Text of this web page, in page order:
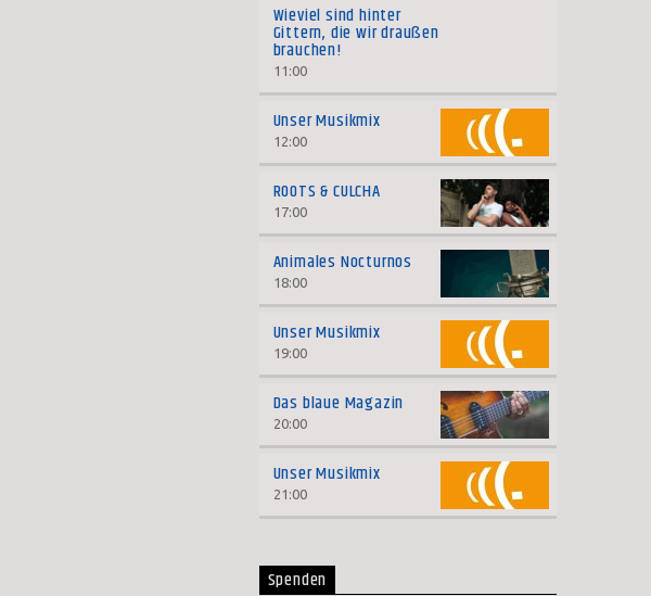
Wieviel sind hinter
Gittern, die wir draußen
brauchen!
11:00
Unser Musikmix
12:00
ROOTS & CULCHA
17:00
Animales Nocturnos
18:00
Unser Musikmix
19:00
Das blaue Magazin
20:00
Unser Musikmix
21:00
Spenden